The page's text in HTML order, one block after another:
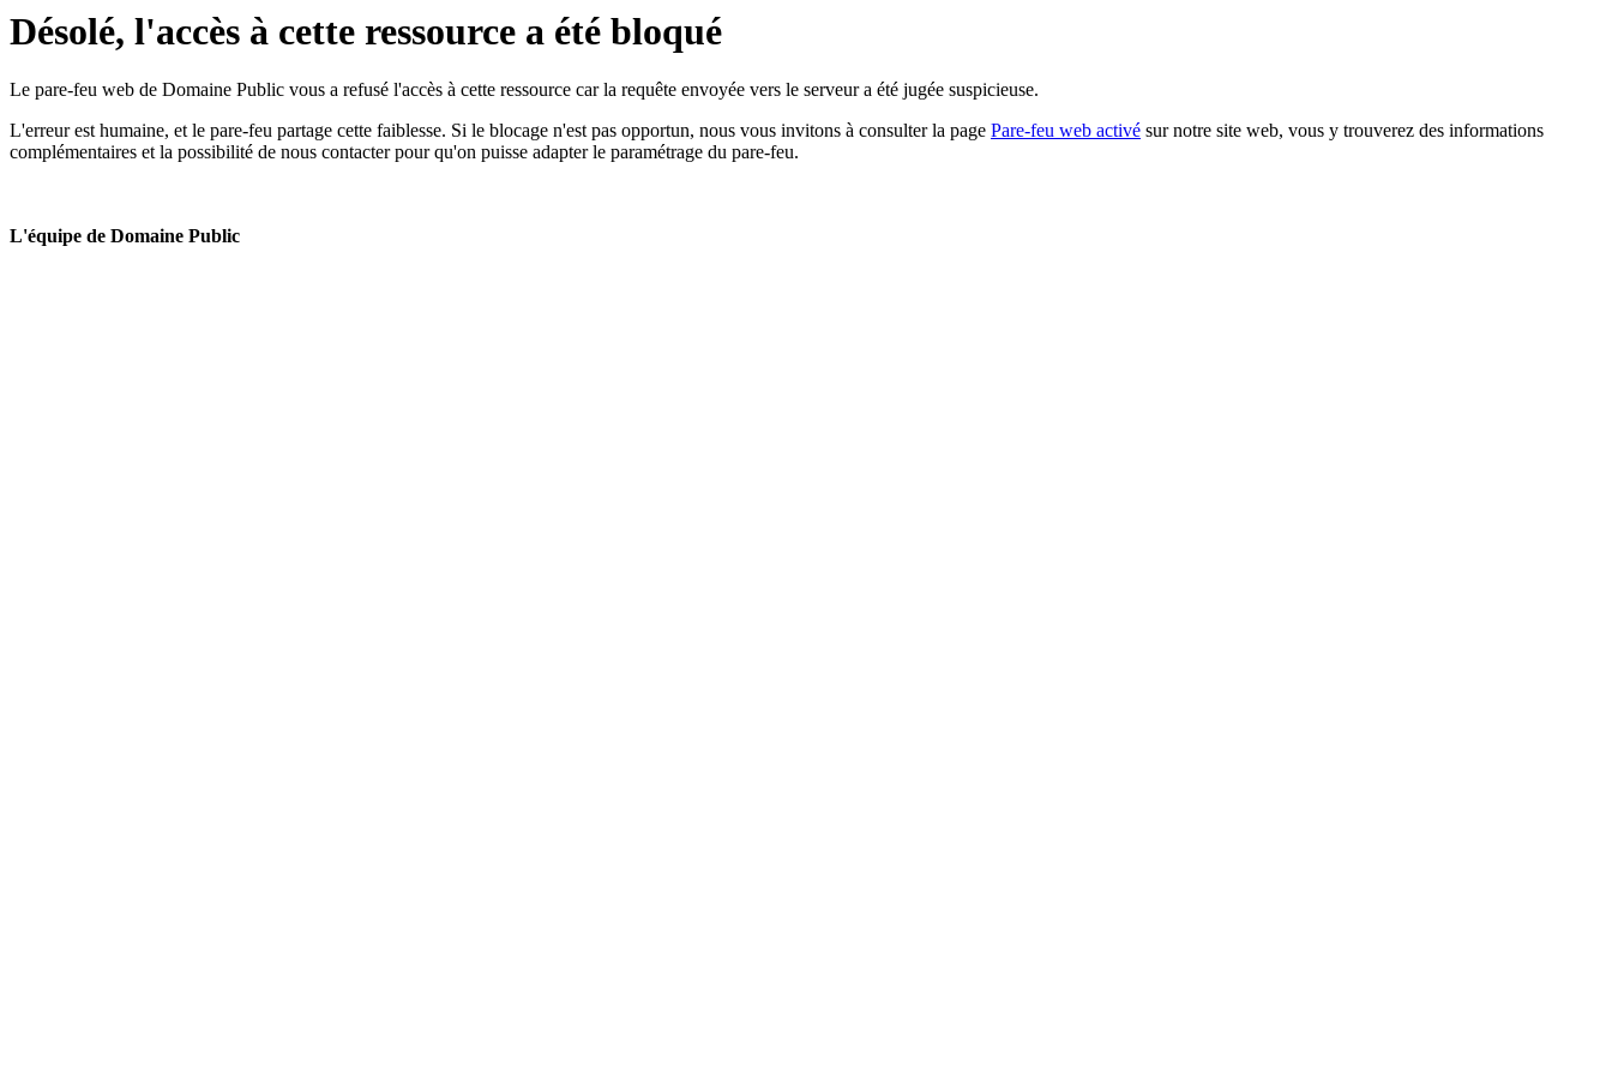
Désolé, l'accès à cette ressource a été bloqué
Le pare-feu web de Domaine Public vous a refusé l'accès à cette ressource car la requête envoyée vers le serveur a été jugée suspicieuse.
L'erreur est humaine, et le pare-feu partage cette faiblesse. Si le blocage n'est pas opportun, nous vous invitons à consulter la page Pare-feu web activé sur notre site web, vous y trouverez des informations
complémentaires et la possibilité de nous contacter pour qu'on puisse adapter le paramétrage du pare-feu.
L'équipe de Domaine Public